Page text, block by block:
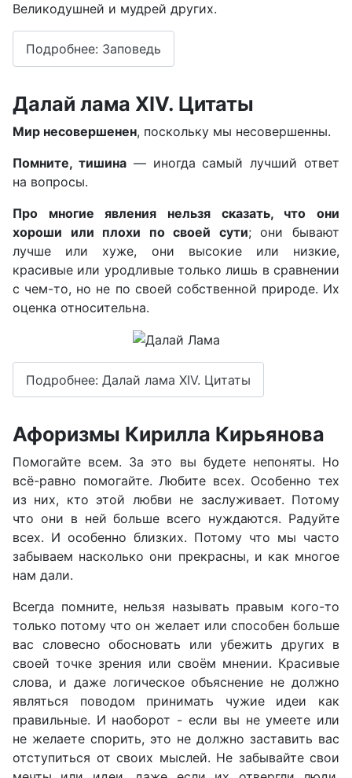
Великодушней и мудрей других.
Подробнее: Заповедь
Далай лама XIV. Цитаты
Мир несовершенен, поскольку мы несовершенны.
Помните, тишина— иногда самый лучший ответ
на вопросы.
Про многие явления нельзя сказать, что они
хороши или плохи по своей сути; они бывают
лучше или хуже, они высокие или низкие,
красивые или уродливые только лишь в сравнении
с чем-то, но не по своей собственной природе. Их
оценка относительна.
Подробнее: Далай лама XIV. Цитаты
Афоризмы Кирилла Кирьянова
Помогайте всем. За это вы будете непоняты. Но
всё-равно помогайте. Любите всех. Особенно тех
из них, кто этой любви не заслуживает. Потому
что они в ней больше всего нуждаются. Радуйте
всех. И особенно близких. Потому что мы часто
забываем насколько они прекрасны, и как многое
нам дали.
Всегда помните, нельзя называть правым кого-то
только потому что он желает или способен больше
вас словесно обосновать или убежить других в
своей точке зрения или своём мнении. Красивые
слова, и даже логическое объяснение не должно
являться поводом принимать чужие идеи как
правильные. И наоборот - если вы не умеете или
не желаете спорить, это не должно заставить вас
отступиться от своих мыслей. Не забывайте свои